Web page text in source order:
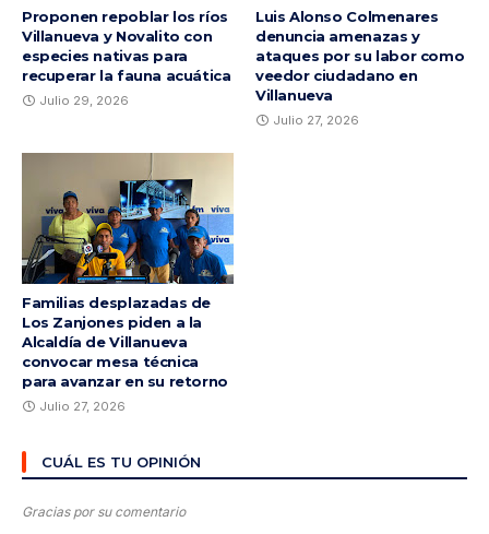
Proponen repoblar los ríos
Villanueva y Novalito con
especies nativas para
recuperar la fauna acuática
Julio 29, 2026
Luis Alonso Colmenares
denuncia amenazas y
ataques por su labor como
veedor ciudadano en
Villanueva
Julio 27, 2026
Familias desplazadas de
Los Zanjones piden a la
Alcaldía de Villanueva
convocar mesa técnica
para avanzar en su retorno
Julio 27, 2026
CUÁL ES TU OPINIÓN
Gracias por su comentario